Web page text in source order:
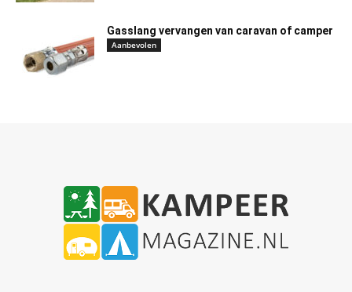
Gasslang vervangen van caravan of camper
Aanbevolen